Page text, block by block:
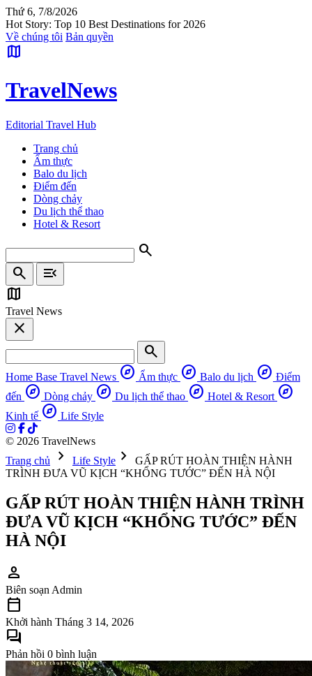
Thứ 6, 7/8/2026
Hot Story: Top 10 Best Destinations for 2026
Về chúng tôi Bản quyền
map
TravelNews
Editorial Travel Hub
Trang chủ
Ẩm thực
Balo du lịch
Điểm đến
Dòng chảy
Du lịch thể thao
Hotel & Resort
search
search
menu_open
map
Travel News
close
search
Home Base Travel News explore Ẩm thực explore Balo du lịch explore Điểm
đến explore Dòng chảy explore Du lịch thể thao explore Hotel & Resort explore
Kinh tế explore Life Style
© 2026 TravelNews
Trang chủ
chevron_right Life Style chevron_right
GẤP RÚT HOÀN THIỆN HÀNH
TRÌNH ĐƯA VŨ KỊCH “KHỔNG TƯỚC” ĐẾN HÀ NỘI
GẤP RÚT HOÀN THIỆN HÀNH TRÌNH
ĐƯA VŨ KỊCH “KHỔNG TƯỚC” ĐẾN
HÀ NỘI
person
Biên soạn Admin
calendar_today
Khởi hành Tháng 3 14, 2026
forum
Phản hồi 0 bình luận